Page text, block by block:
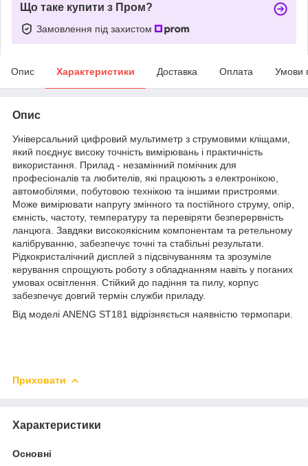
Що таке купити з Пром?
Замовлення під захистом
Опис Характеристики Доставка Оплата Умови
Опис
Універсальний цифровий мультиметр з струмовими кліщами,
який поєднує високу точність вимірювань і практичність
використання. Прилад - незамінний помічник для
професіоналів та любителів, які працюють з електронікою,
автомобілями, побутовою технікою та іншими пристроями.
Може вимірювати напругу змінного та постійного струму, опір,
ємність, частоту, температуру та перевіряти безперервність
ланцюга. Завдяки високоякісним компонентам та ретельному
калібруванню, забезпечує точні та стабільні результати.
Рідкокристалічний дисплей з підсвічуванням та зрозуміле
керування спрощують роботу з обладнанням навіть у поганих
умовах освітлення. Стійкий до падіння та пилу, корпус
забезпечує довгий термін служби приладу.
Від моделі ANENG ST181 відрізняється наявністю термопари.
Приховати
Характеристики
Основні